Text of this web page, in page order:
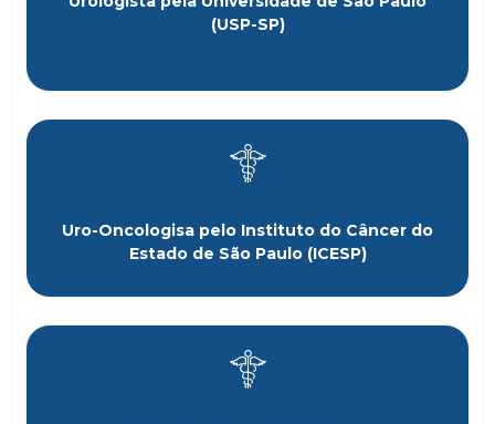
(USP-SP)
Uro-Oncologisa pelo Instituto do Câncer do
Estado de São Paulo (ICESP)